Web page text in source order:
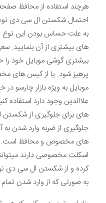
هرچند استفاده از محافظ
به علت حساس بودن این نوع
های بیشتری از آن بنمایید.
بیشتری گوشی موبایل خود را
پرهیز شود. یا از کیس های
موبایل به ویژه بازار چارسو
علاالدین وجود دارد استفاده
جلوگیری از ضربه وارد شدن
های مخصوص و محافظ است.
اسکلت مخصوصی دارند
به صورتی که از وارد شدن